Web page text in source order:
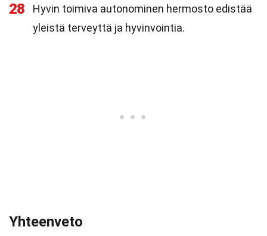
28
Hyvin toimiva autonominen hermosto edistää
yleistä terveyttä ja hyvinvointia.
Yhteenveto